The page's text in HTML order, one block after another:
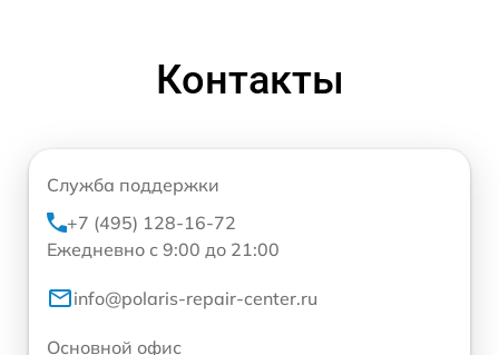
Контакты
Служба поддержки
+7 (495) 128-16-72
Ежедневно с 9:00 до 21:00
info@polaris-repair-center.ru
Основной офис